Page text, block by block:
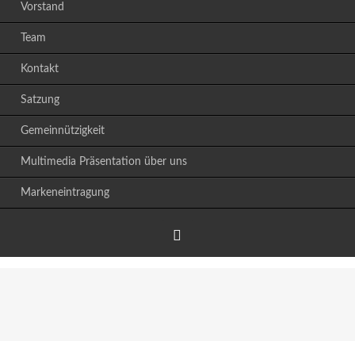
Vorstand
Team
Kontakt
Satzung
Gemeinnützigkeit
Multimedia Präsentation über uns
Markeneintragung